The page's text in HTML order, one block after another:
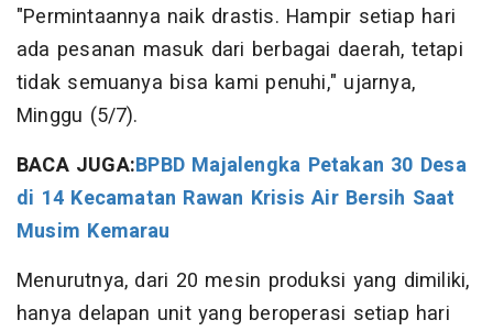
"Permintaannya naik drastis. Hampir setiap hari
ada pesanan masuk dari berbagai daerah, tetapi
tidak semuanya bisa kami penuhi," ujarnya,
Minggu (5/7).
BACA JUGA:BPBD Majalengka Petakan 30 Desa
di 14 Kecamatan Rawan Krisis Air Bersih Saat
Musim Kemarau
Menurutnya, dari 20 mesin produksi yang dimiliki,
hanya delapan unit yang beroperasi setiap hari